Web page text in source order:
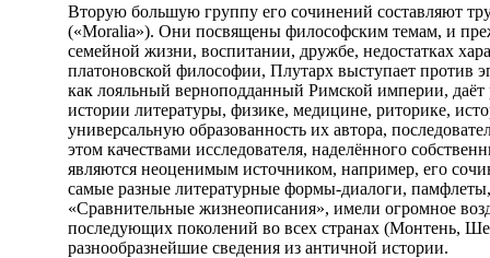
Вторую большую группу его сочинений составляют
(«Moralia»). Они посвящены философским темам, и
семейной жизни, воспитании, дружбе, недостатках
платоновской философии, Плутарх выступает против
как лояльный верноподданный Римской империи,
истории литературы, физике, медицине, риторике,
универсальную образованность их автора,
этом качествами исследователя, наделённого
являются неоценимым источником, например, его
самые разные литературные формы-диалоги,
«Сравнительные жизнеописания», имели огромное
последующих поколений во всех странах (Монтень,
разнообразнейшие сведения из античной истории.